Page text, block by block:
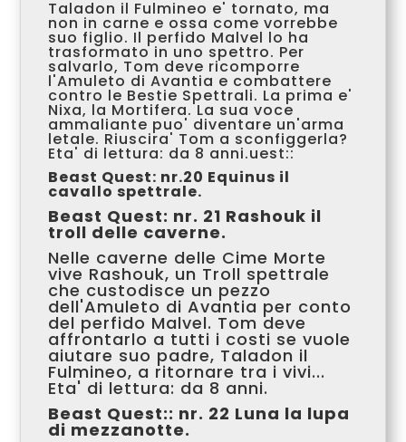
Taladon il Fulmineo e' tornato, ma
non in carne e ossa come vorrebbe
suo figlio. Il perfido Malvel lo ha
trasformato in uno spettro. Per
salvarlo, Tom deve ricomporre
l'Amuleto di Avantia e combattere
contro le Bestie Spettrali. La prima e'
Nixa, la Mortifera. La sua voce
ammaliante puo' diventare un'arma
letale. Riuscira' Tom a sconfiggerla?
Eta' di lettura: da 8 anni.uest::
Beast Quest: nr.20 Equinus il
cavallo spettrale.
Beast Quest: nr. 21 Rashouk il
troll delle caverne.
Nelle caverne delle Cime Morte
vive Rashouk, un Troll spettrale
che custodisce un pezzo
dell'Amuleto di Avantia per conto
del perfido Malvel. Tom deve
affrontarlo a tutti i costi se vuole
aiutare suo padre, Taladon il
Fulmineo, a ritornare tra i vivi...
Eta' di lettura: da 8 anni.
Beast Quest:: nr. 22 Luna la lupa
di mezzanotte.